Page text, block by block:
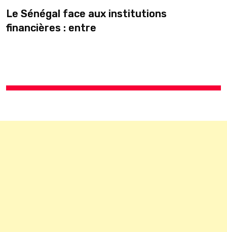
Le Sénégal face aux institutions
financières : entre